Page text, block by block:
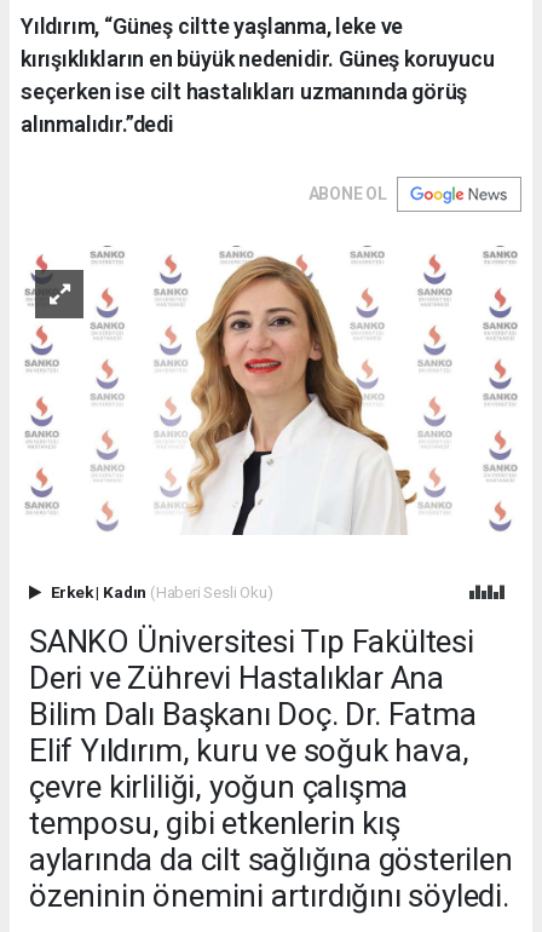
Yıldırım, “Güneş ciltte yaşlanma, leke ve
kırışıklıkların en büyük nedenidir. Güneş koruyucu
seçerken ise cilt hastalıkları uzmanında görüş
alınmalıdır.”dedi
ABONE OL
Erkek| Kadın (Haberi Sesli Oku)
SANKO Üniversitesi Tıp Fakültesi
Deri ve Zührevi Hastalıklar Ana
Bilim Dalı Başkanı Doç. Dr. Fatma
Elif Yıldırım, kuru ve soğuk hava,
çevre kirliliği, yoğun çalışma
temposu, gibi etkenlerin kış
aylarında da cilt sağlığına gösterilen
özeninin önemini artırdığını söyledi.